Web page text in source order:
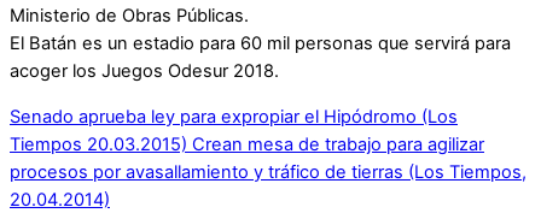
Ministerio de Obras Públicas.
El Batán es un estadio para 60 mil personas que servirá para
acoger los Juegos Odesur 2018.
Senado aprueba ley para expropiar el Hipódromo (Los
Tiempos 20.03.2015) Crean mesa de trabajo para agilizar
procesos por avasallamiento y tráfico de tierras (Los Tiempos,
20.04.2014)